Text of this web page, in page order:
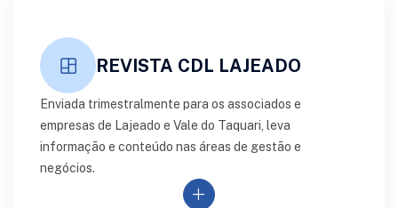
REVISTA CDL LAJEADO
Enviada trimestralmente para os associados e
empresas de Lajeado e Vale do Taquari, leva
informação e conteúdo nas áreas de gestão e
negócios.
add